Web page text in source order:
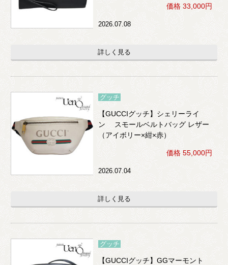
価格 33,000円
2026.07.08
詳しく見る
グッチ
【GUCCIグッチ】シェリーライ
ン スモールベルトバッグ レザー
（アイボリー×紺×赤）
価格 55,000円
2026.07.04
詳しく見る
グッチ
【GUCCIグッチ】GGマーモント